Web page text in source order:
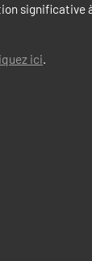
significative
ici.